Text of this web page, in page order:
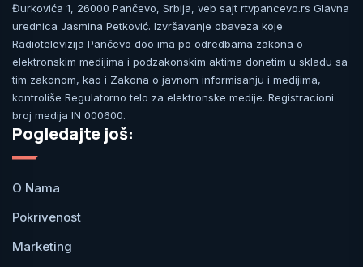
Đurkovića 1, 26000 Pančevo, Srbija, veb sajt rtvpancevo.rs Glavna
urednica Jasmina Petković. Izvršavanje obaveza koje
Radiotelevizija Pančevo doo ima po odredbama zakona o
elektronskim medijima i podzakonskim aktima donetim u skladu sa
tim zakonom, kao i Zakona o javnom informisanju i medijima,
kontroliše Regulatorno telo za elektronske medije. Registracioni
broj medija IN 000600.
Pogledajte još:
O Nama
Pokrivenost
Marketing